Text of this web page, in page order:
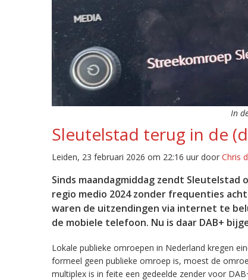
In
Sleutelstad terug in de
Leiden, 23 februari 2026 om 22:16 uur door Chris
Sinds maandagmiddag zendt
regio medio 2024 zonder frequenties
waren de uitzendingen via internet te
de mobiele telefoon. Nu is daar DAB+
Lokale publieke omroepen in Nederland kregen
formeel geen publieke omroep is, moest de
multiplex is in feite een gedeelde zender voor